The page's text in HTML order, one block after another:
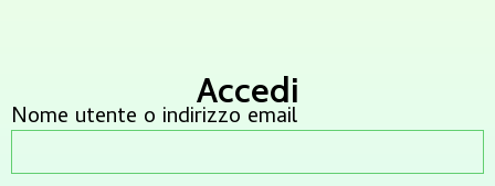
Accedi
Nome utente o indirizzo email